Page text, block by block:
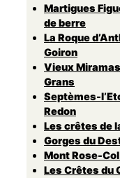
Martigues
de berre
La Roque
Goiron
Vieux
Grans
Septèmes-
Redon
Les crêtes de
Gorges du
Mont Rose-
Les Crêtes du